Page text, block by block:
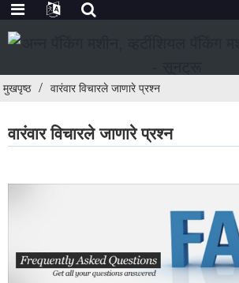
मुखपृष्ठ वारंवार विचारले जाणारे प्रश्न
वारंवार विचारले जाणारे प्रश्न